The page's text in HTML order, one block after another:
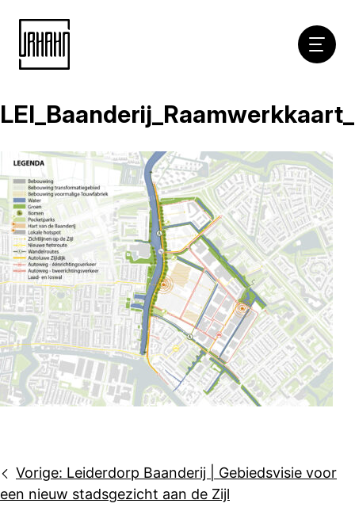
Naar
inhoud
Bericht
navigatie
Vorige: Leiderdorp Baanderij | Gebiedsvisie voor
een nieuw stadsgezicht aan de Zijl